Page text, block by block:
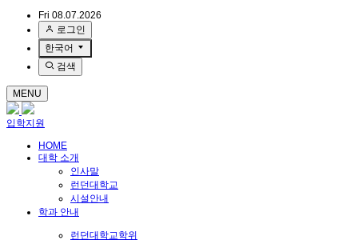
Fri 08.07.2026
로그인
한국어
검색
MENU
입학지원
HOME
대학 소개
인사말
런던대학교
시설안내
학과 안내
런던대학교학위